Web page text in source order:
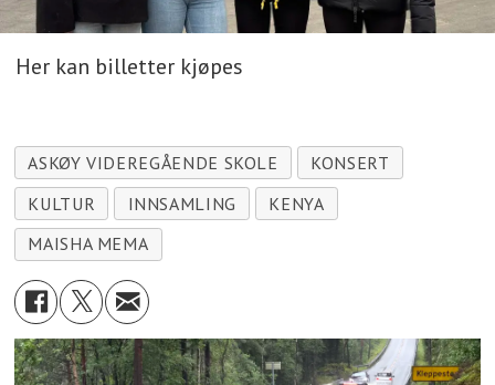
Her kan billetter kjøpes
ASKØY VIDEREGÅENDE SKOLE
KONSERT
KULTUR
INNSAMLING
KENYA
MAISHA MEMA